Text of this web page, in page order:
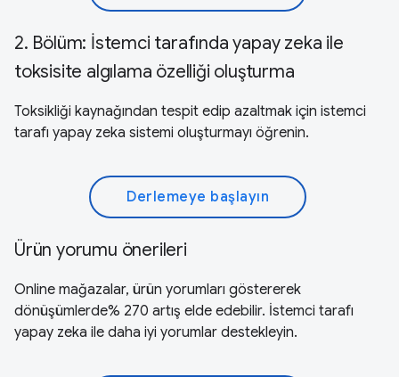
2. Bölüm: İstemci tarafında yapay zeka ile
toksisite algılama özelliği oluşturma
Toksikliği kaynağından tespit edip azaltmak için istemci
tarafı yapay zeka sistemi oluşturmayı öğrenin.
Derlemeye başlayın
Ürün yorumu önerileri
Online mağazalar, ürün yorumları göstererek
dönüşümlerde% 270 artış elde edebilir. İstemci tarafı
yapay zeka ile daha iyi yorumlar destekleyin.